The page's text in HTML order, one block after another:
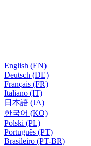
English (EN)
Deutsch (DE)
Français (FR)
Italiano (IT)
日本語 (JA)
한국어 (KO)
Polski (PL)
Português (PT)
Brasileiro (PT-BR)